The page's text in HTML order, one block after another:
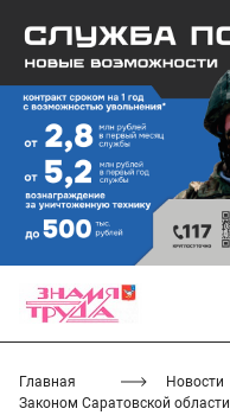
Главная
Новости
Законом Саратовской